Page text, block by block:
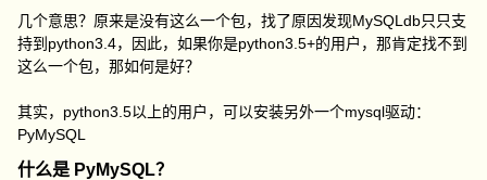
几个意思？原来是没有这么一个包，找了原因发现MySQLdb只只支
持到python3.4，因此，如果你是python3.5+的用户，那肯定找不到
这么一个包，那如何是好？
其实，python3.5以上的用户，可以安装另外一个mysql驱动：
PyMySQL
什么是 PyMySQL？